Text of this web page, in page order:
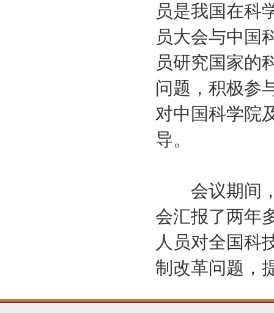
员是我国在科
员大会与中国
员研究国家的
问题，积极参
对中国科学院
导。
会议期间，
会汇报了两年
人员对全国科
制改革问题，